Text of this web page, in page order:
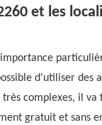
et les
d'utiliser des
très complexes, il
gratuit et sans